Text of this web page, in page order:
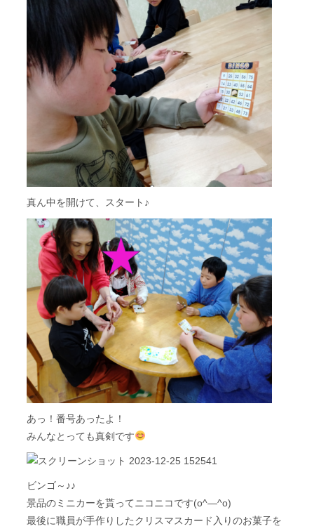
真ん中を開けて、スタート♪
あっ！番号あったよ！
みんなとっても真剣です
ビンゴ～♪♪
景品のミニカーを貰ってニコニコです(o^―^o)
最後に職員が手作りしたクリスマスカード入りのお菓子を